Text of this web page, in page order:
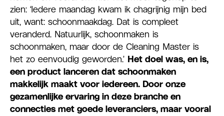
zien: ‘Iedere maandag kwam ik chagrijnig mijn bed
uit, want: schoonmaakdag. Dat is compleet
veranderd. Natuurlijk, schoonmaken is
schoonmaken, maar door de Cleaning Master is
het zo eenvoudig geworden.’ Het doel was, en is,
een product lanceren dat schoonmaken
makkelijk maakt voor iedereen. Door onze
gezamenlijke ervaring in deze branche en
connecties met goede leveranciers, maar vooral